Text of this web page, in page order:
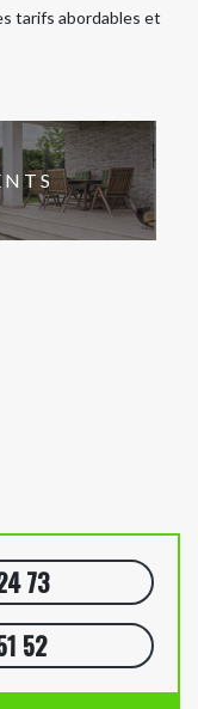
tarifs abordables et
73
52